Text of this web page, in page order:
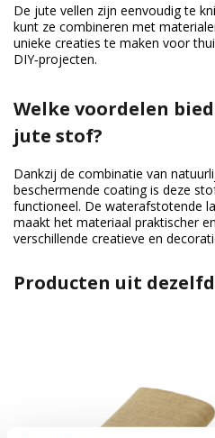
De jute vellen zijn eenvoudig te
kunt ze combineren met
unieke creaties te maken voor
DIY‑projecten.
Welke voordelen
jute stof?
Dankzij de combinatie van
beschermende coating is deze
functioneel. De waterafstotende
maakt het materiaal praktischer
verschillende creatieve en
Producten uit